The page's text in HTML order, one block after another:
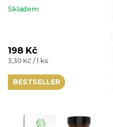
Průměrné
je
5,0
z 5
hvězdiček.
Skladem
198 Kč
Měrná
3,30 Kč / 1 ks
BESTSELLER